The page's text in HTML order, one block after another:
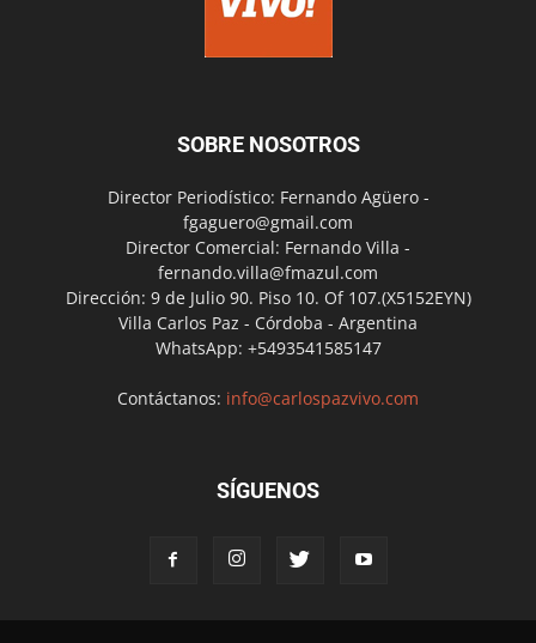
SOBRE NOSOTROS
Director Periodístico: Fernando Agüero -
fgaguero@gmail.com
Director Comercial: Fernando Villa -
fernando.villa@fmazul.com
Dirección: 9 de Julio 90. Piso 10. Of 107.(X5152EYN)
Villa Carlos Paz - Córdoba - Argentina
WhatsApp: +5493541585147
Contáctanos: info@carlospazvivo.com
SÍGUENOS